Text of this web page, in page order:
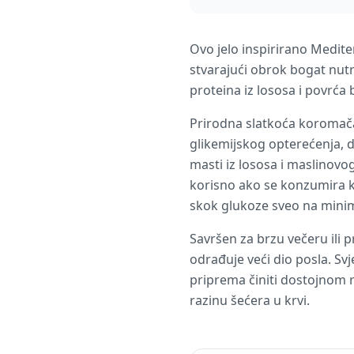
Ovo jelo inspirirano
stvarajući obrok bogat
proteina iz lososa i povrća
Prirodna slatkoća
glikemijskog opterećenja,
masti iz lososa i
korisno ako se konzumira
skok glukoze sveo na
Savršen za brzu večeru ili
odrađuje veći dio posla.
priprema činiti dostojnom
razinu šećera u krvi.